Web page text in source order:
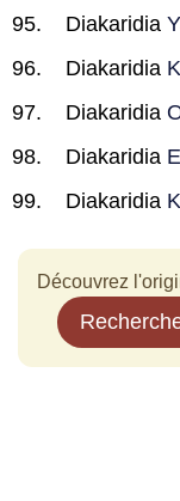
Diakaridia
Diakaridia
Diakaridia
Diakaridia
Diakaridia
Découvrez